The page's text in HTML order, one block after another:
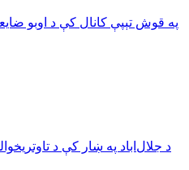
په قوش تېپې کانال کې د اوبو
د جلال‌اباد په ښار کې د